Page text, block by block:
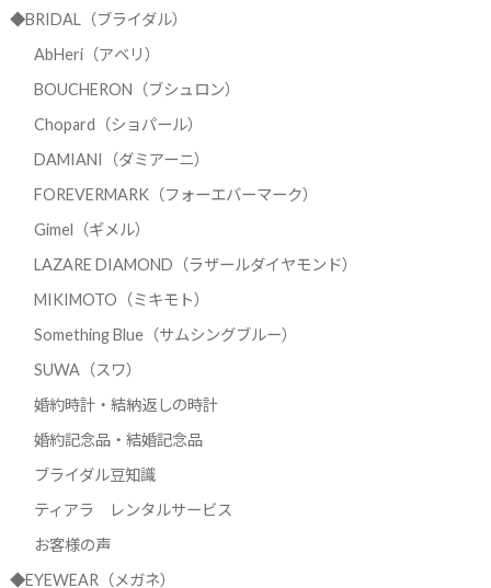
◆BRIDAL（ブライダル）
AbHeri（アベリ）
BOUCHERON（ブシュロン）
Chopard（ショパール）
DAMIANI（ダミアーニ）
FOREVERMARK（フォーエバーマーク）
Gimel（ギメル）
LAZARE DIAMOND（ラザールダイヤモンド）
MIKIMOTO（ミキモト）
Something Blue（サムシングブルー）
SUWA（スワ）
婚約時計・結納返しの時計
婚約記念品・結婚記念品
ブライダル豆知識
ティアラ レンタルサービス
お客様の声
◆EYEWEAR（メガネ）